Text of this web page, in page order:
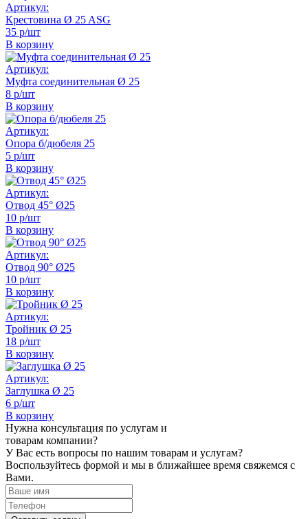
Артикул:
Крестовина Ø 25 ASG
35 р/шт
В корзину
Артикул:
Муфта соединительная Ø 25
8 р/шт
В корзину
Артикул:
Опора б/дюбеля 25
5 р/шт
В корзину
Артикул:
Отвод 45° Ø25
10 р/шт
В корзину
Артикул:
Отвод 90° Ø25
10 р/шт
В корзину
Артикул:
Тройник Ø 25
18 р/шт
В корзину
Артикул:
Заглушка Ø 25
6 р/шт
В корзину
Нужна консультация по услугам и
товарам компании?
У Вас есть вопросы по нашим товарам и услугам?
Воспользуйтесь формой и мы в ближайшее время свяжемся с
Вами.